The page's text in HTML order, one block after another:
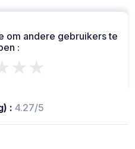
om andere gebruikers te
:
: 4.27/5